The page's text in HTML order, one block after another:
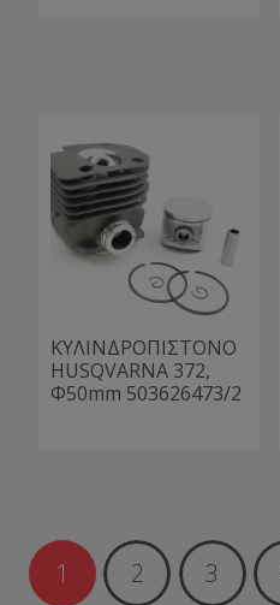
ΚΥΛΙΝΔΡΟΠΙΣΤΟΝΟ
HUSQVARNA 372,
Φ50mm 503626473/2
1 2 3